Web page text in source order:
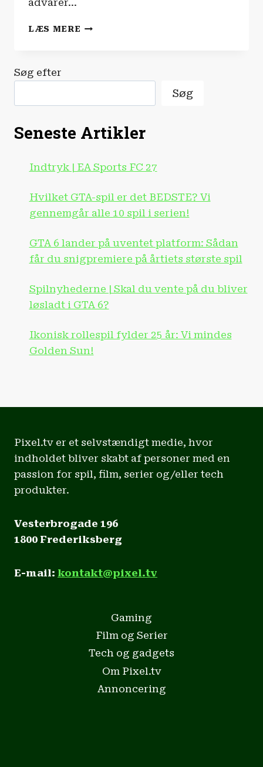
advarer…
LÆS MERE FILM-
VÆRE
‘WOKE’!
Søg efter
Søg
Seneste Artikler
Indtryk | EA Sports FC 27
Hvilket GTA-spil er det BEDSTE? Vi
gennemgår alle 10 spil i serien!
GTA 6 lander på uventet platform: Sådan
får du snigpremiere på årtiets største spil
Spilnyhederne | Skal du vente på du bliver
løsladt i GTA 6?
Ikonisk rollespil fylder 25 år: Vi mindes
Golden Sun!
Pixel.tv er et selvstændigt medie, hvor
indholdet bliver skabt af personer med en
passion for spil, film, serier og/eller tech
produkter.
Vesterbrogade 196
1800 Frederiksberg
E-mail: kontakt@pixel.tv
Gaming
Film og Serier
Tech og gadgets
Om Pixel.tv
Annoncering